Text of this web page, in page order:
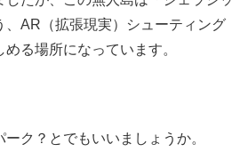
、AR（拡張現実）シューティング
る場所になっています。
ク？とでもいいましょうか。